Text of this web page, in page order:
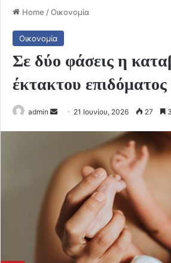
Home /Οικονομία
Οικονομία
Σε δύο φάσεις η
έκτακτου επιδόματος
admin
Send 21 Ιουνίου, 2026 27